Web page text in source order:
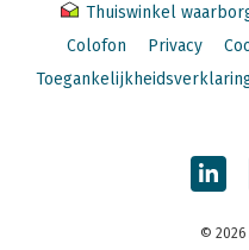
Thuiswinkel
Colofon
Privacy
© 2026